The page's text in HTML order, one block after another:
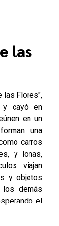
las
las Flores",
y cayó en
en un
una
carros
y lonas,
viajan
y objetos
demás
el